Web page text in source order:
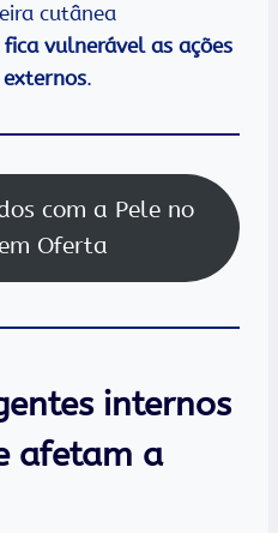
cutânea
vulnerável as ações
.
com a Pele no
Oferta
internos
afetam a